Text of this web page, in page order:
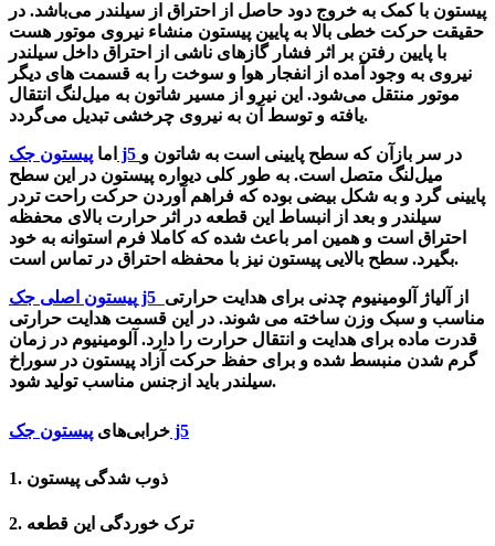
پیستون با کمک به خروج دود حاصل از احتراق از سیلندر می‌باشد. در
حقیقت حرکت خطی بالا به پایین پیستون منشاء نیروی موتور هست
با پایین رفتن بر اثر فشار گازهای ناشی از احتراق داخل سیلندر
نیروی به وجود آمده از انفجار هوا و سوخت را به قسمت های دیگر
موتور منتقل می‌شود. این نیرو از مسیر شاتون به میل‌لنگ انتقال
یافته و توسط آن به نیروی چرخشی تبدیل می‌گردد.
اما پیستون جک j5 در سر بازآن که سطح پایینی است به شاتون و
میل‌لنگ متصل است. به طور کلی دیواره‌ پیستون در این سطح
پایینی گرد و به شکل بیضی بوده که فراهم آوردن حرکت راحت تردر
سیلندر و بعد از انبساط این قطعه در اثر حرارت بالای محفظه‌
احتراق است و همین امر باعث شده که کاملا فرم استوانه به خود
بگیرد. سطح بالایی پیستون نیز با محفظه‌ احتراق در تماس است.
پیستون اصلی جک j5 از آلیاژ آلومینیوم چدنی برای هدایت حرارتی
مناسب و سبک وزن ساخته می شوند. در این قسمت هدایت حرارتی
قدرت ماده برای هدایت و انتقال حرارت را دارد. آلومینیوم در زمان
گرم شدن منبسط شده و برای حفظ حرکت آزاد پیستون در سوراخ
سیلندر باید ازجنس مناسب تولید شود.
خرابی‌های پیستون جک j5
1. ذوب شدگی پیستون
2. ترک خوردگی این قطعه